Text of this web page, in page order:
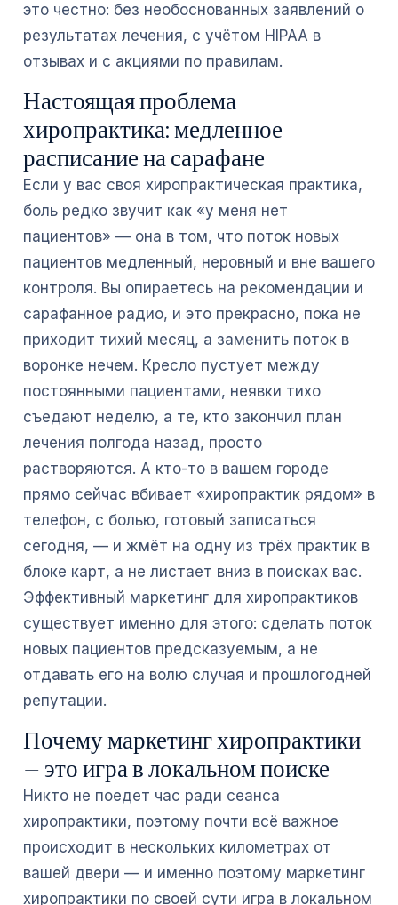
это честно: без необоснованных заявлений о
результатах лечения, с учётом HIPAA в
отзывах и с акциями по правилам.
Настоящая проблема
хиропрактика: медленное
расписание на сарафане
Если у вас своя хиропрактическая практика,
боль редко звучит как «у меня нет
пациентов» — она в том, что поток новых
пациентов медленный, неровный и вне вашего
контроля. Вы опираетесь на рекомендации и
сарафанное радио, и это прекрасно, пока не
приходит тихий месяц, а заменить поток в
воронке нечем. Кресло пустует между
постоянными пациентами, неявки тихо
съедают неделю, а те, кто закончил план
лечения полгода назад, просто
растворяются. А кто-то в вашем городе
прямо сейчас вбивает «хиропрактик рядом» в
телефон, с болью, готовый записаться
сегодня, — и жмёт на одну из трёх практик в
блоке карт, а не листает вниз в поисках вас.
Эффективный маркетинг для хиропрактиков
существует именно для этого: сделать поток
новых пациентов предсказуемым, а не
отдавать его на волю случая и прошлогодней
репутации.
Почему маркетинг хиропрактики
— это игра в локальном поиске
Никто не поедет час ради сеанса
хиропрактики, поэтому почти всё важное
происходит в нескольких километрах от
вашей двери — и именно поэтому маркетинг
хиропрактики по своей сути игра в локальном